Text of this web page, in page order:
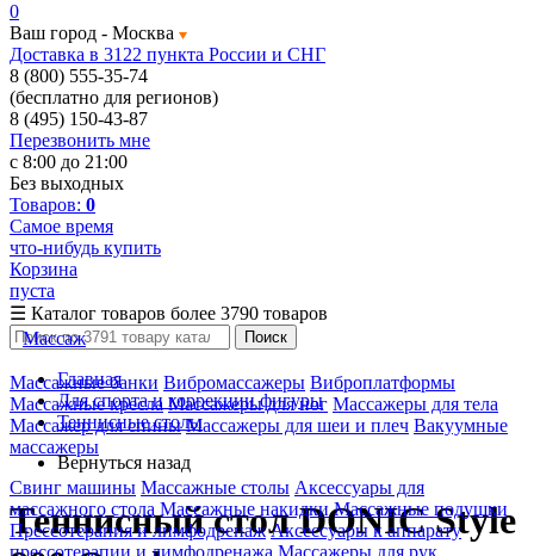
0
Ваш город - Москва
Доставка в 3122 пункта России и СНГ
8 (800) 555-35-74
(бесплатно для регионов)
8 (495) 150-43-87
Перезвонить мне
с 8:00 до 21:00
Без выходных
Товаров: 0
Самое время
что-нибудь купить
Корзина
пуста
☰ Каталог товаров более 3790 товаров
Массаж
Массажные банки Вибромассажеры Виброплатформы
Массажные кресла Массажеры для ног Массажеры для тела
Массажер для спины Массажеры для шеи и плеч Вакуумные
массажеры
Свинг машины Массажные столы Аксессуары для
массажного стола Массажные накидки Массажные подушки
Прессотерапия и лимфодренаж Аксессуары к аппарату
прессотерапии и лимфодренажа Массажеры для рук
Поиск
Главная
Для спорта и коррекции фигуры
Теннисные столы
Вернуться назад
Теннисный стол DONIC Style